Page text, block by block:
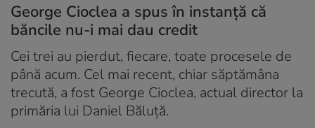
George Cioclea a spus în instanță că
băncile nu-i mai dau credit
Cei trei au pierdut, fiecare, toate procesele de
până acum. Cel mai recent, chiar săptămâna
trecută, a fost George Cioclea, actual director la
primăria lui Daniel Băluță.